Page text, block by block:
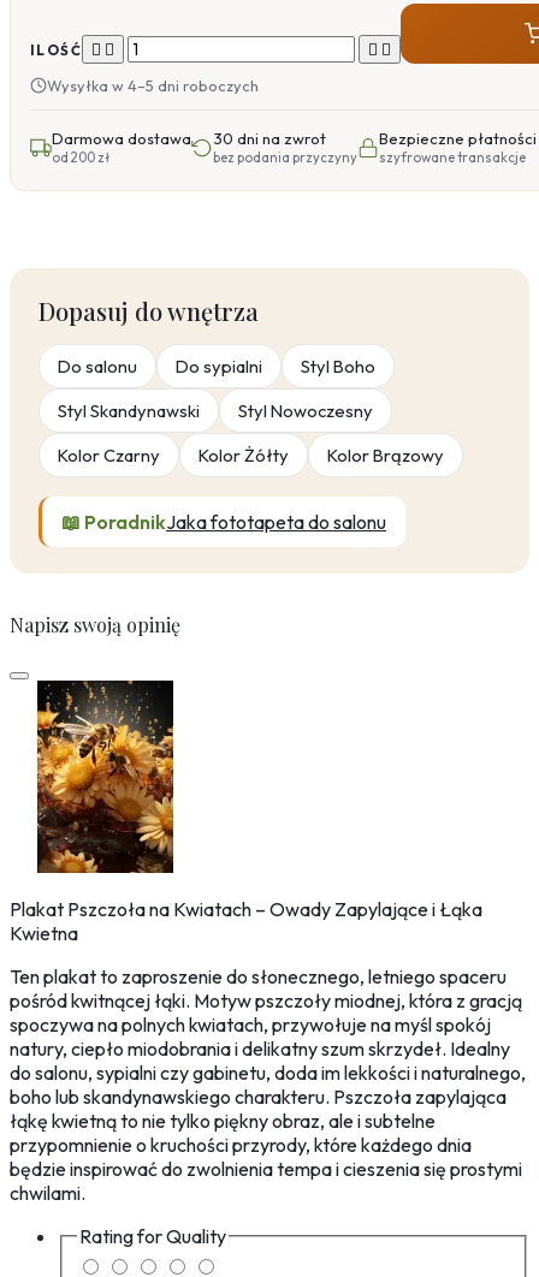
ILOŚĆ    
Wysyłka w 4–5 dni roboczych
Darmowa dostawa
od 200 zł
30 dni na zwrot
bez podania przyczyny
Bezpieczne płatności
szyfrowane transakcje
Dopasuj do wnętrza
Do salonu Do sypialni
Styl Boho
Styl Skandynawski
Styl Nowoczesny
Kolor Czarny
Kolor Żółty Kolor Brązowy
📖 PoradnikJaka fototapeta do salonu
Napisz swoją opinię
Plakat Pszczoła na Kwiatach – Owady Zapylające i Łąka
Kwietna
Ten plakat to zaproszenie do słonecznego, letniego spaceru
pośród kwitnącej łąki. Motyw pszczoły miodnej, która z gracją
spoczywa na polnych kwiatach, przywołuje na myśl spokój
natury, ciepło miodobrania i delikatny szum skrzydeł. Idealny
do salonu, sypialni czy gabinetu, doda im lekkości i naturalnego,
boho lub skandynawskiego charakteru. Pszczoła zapylająca
łąkę kwietną to nie tylko piękny obraz, ale i subtelne
przypomnienie o kruchości przyrody, które każdego dnia
będzie inspirować do zwolnienia tempa i cieszenia się prostymi
chwilami.
Rating forQuality